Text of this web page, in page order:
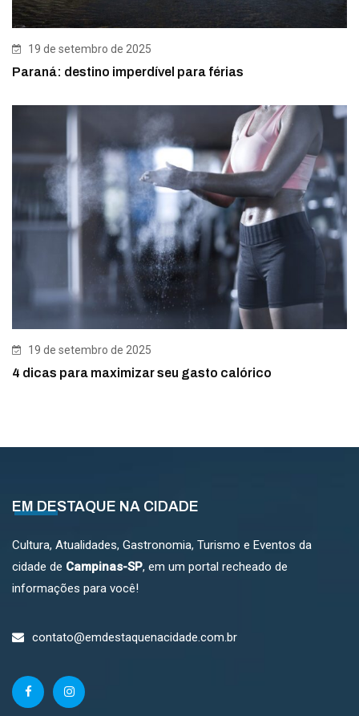
19 de setembro de 2025
Paraná: destino imperdível para férias
19 de setembro de 2025
4 dicas para maximizar seu gasto calórico
EM DESTAQUE NA CIDADE
Cultura, Atualidades, Gastronomia, Turismo e Eventos da
cidade de Campinas-SP, em um portal recheado de
informações para você!
contato@emdestaquenacidade.com.br